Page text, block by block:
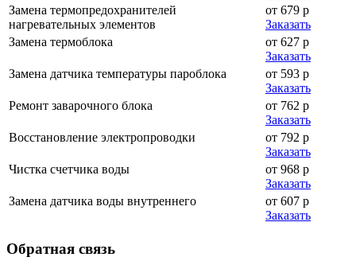
Замена термопредохранителей
нагревательных элементов
от 679 р
Заказать
Замена термоблока
от 627 р
Заказать
Замена датчика температуры пароблока
от 593 р
Заказать
Ремонт заварочного блока
от 762 р
Заказать
Восстановление электропроводки
от 792 р
Заказать
Чистка счетчика воды
от 968 р
Заказать
Замена датчика воды внутреннего
от 607 р
Заказать
Обратная связь